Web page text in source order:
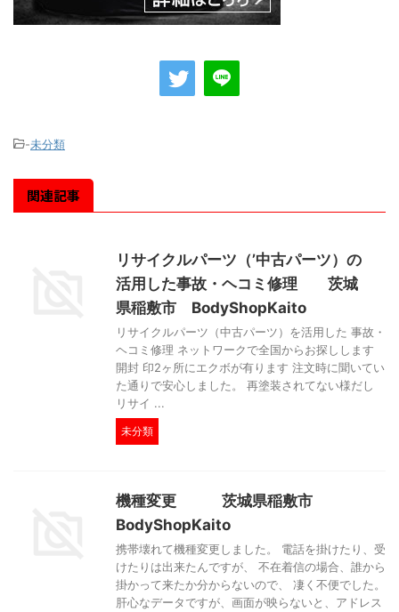
-未分類
関連記事
リサイクルパーツ（’中古パーツ）の
活用した事故・ヘコミ修理 茨城
県稲敷市 BodyShopKaito
リサイクルパーツ（中古パーツ）を活用した 事故・
ヘコミ修理 ネットワークで全国からお探しします
開封 印2ヶ所にエクボが有ります 注文時に聞いてい
た通りで安心しました。 再塗装されてない様だし
リサイ ...
未分類
機種変更 茨城県稲敷市
BodyShopKaito
携帯壊れて機種変更しました。 電話を掛けたり、受
けたりは出来たんですが、 不在着信の場合、誰から
掛かって来たか分からないので、 凄く不便でした。
肝心なデータですが、画面が映らないと、アドレス